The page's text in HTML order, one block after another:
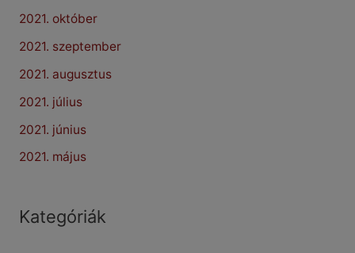
2021. október
2021. szeptember
2021. augusztus
2021. július
2021. június
2021. május
Kategóriák